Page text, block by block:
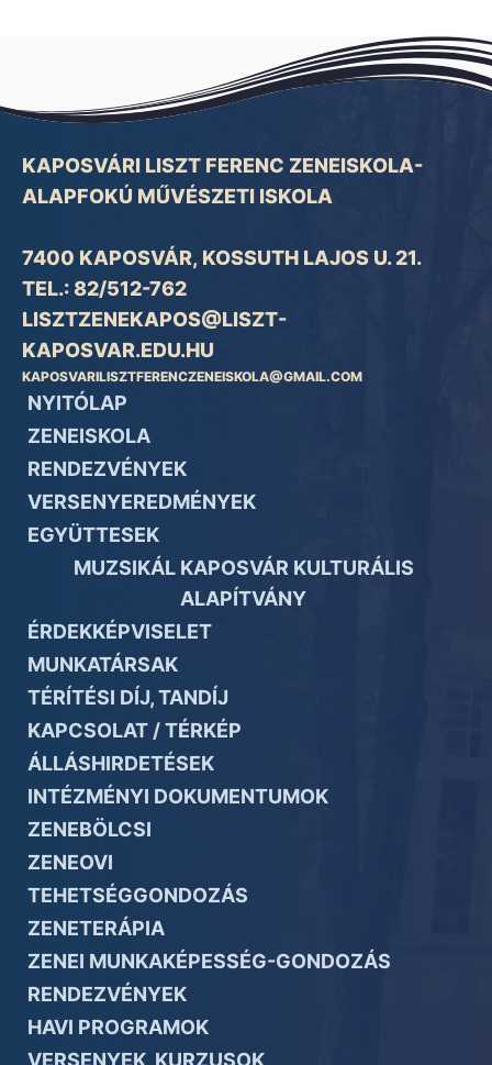
KAPOSVÁRI LISZT FERENC ZENEISKOLA-
ALAPFOKÚ MŰVÉSZETI ISKOLA
7400 KAPOSVÁR, KOSSUTH LAJOS U. 21.
TEL.: 82/512-762
LISZTZENEKAPOS@LISZT-
KAPOSVAR.EDU.HU
KAPOSVARILISZTFERENCZENEISKOLA@GMAIL.COM
NYITÓLAP
ZENEISKOLA
RENDEZVÉNYEK
VERSENYEREDMÉNYEK
EGYÜTTESEK
MUZSIKÁL KAPOSVÁR KULTURÁLIS
ALAPÍTVÁNY
ÉRDEKKÉPVISELET
MUNKATÁRSAK
TÉRÍTÉSI DÍJ, TANDÍJ
KAPCSOLAT / TÉRKÉP
ÁLLÁSHIRDETÉSEK
INTÉZMÉNYI DOKUMENTUMOK
ZENEBÖLCSI
ZENEOVI
TEHETSÉGGONDOZÁS
ZENETERÁPIA
ZENEI MUNKAKÉPESSÉG-GONDOZÁS
RENDEZVÉNYEK
HAVI PROGRAMOK
VERSENYEK, KURZUSOK